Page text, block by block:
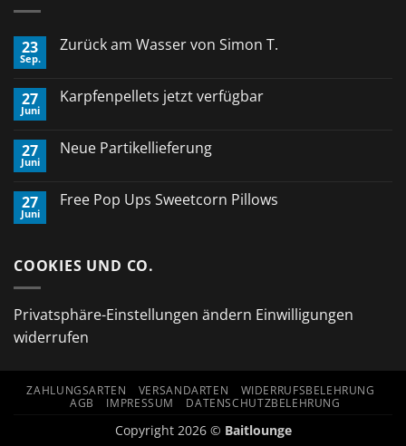
23
Sep.
Zurück am Wasser von Simon T.
Zurück
Simon
T.
27
Juni
Karpfenpellets jetzt verfügbar
Karpfenpellets
27
Juni
Neue Partikellieferung
Neue
Partikellieferung
27
Juni
Free Pop Ups Sweetcorn Pillows
Pop
COOKIES UND CO.
Privatsphäre-Einstellungen ändern Einwilligungen
widerrufen
ZAHLUNGSARTEN VERSANDARTEN
WIDERRUFSBELEHRUNG
AGB
IMPRESSUM DATENSCHUTZBELEHRUNG
Copyright 2026 © Baitlounge